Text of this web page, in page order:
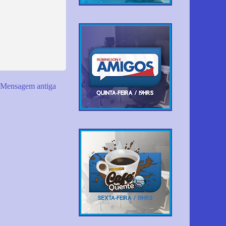
Mensagem antiga